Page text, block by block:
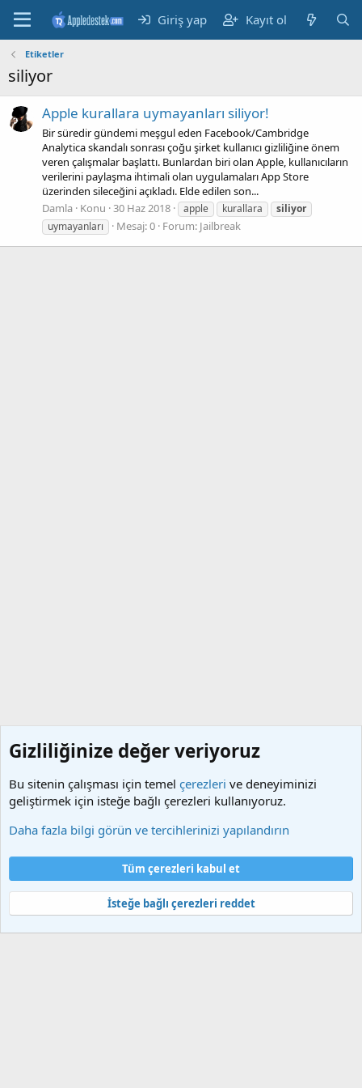
Giriş yap Kayıt ol
Etiketler
siliyor
Apple kurallara uymayanları siliyor!
Bir süredir gündemi meşgul eden Facebook/Cambridge
Analytica skandalı sonrası çoğu şirket kullanıcı gizliliğine önem
veren çalışmalar başlattı. Bunlardan biri olan Apple, kullanıcıların
verilerini paylaşma ihtimali olan uygulamaları App Store
üzerinden sileceğini açıkladı. Elde edilen son...
Damla Konu 30 Haz 2018 apple kurallara
siliyor
uymayanları
Mesaj: 0 Forum: Jailbreak
Şartlar ve kurallar
Gizlilik politikası
Yardım
Ana sayfa
S
S
Community platform by XenForo® © 2010-2025 XenForo Ltd.
Gizliliğinize değer veriyoruz
Bu sitenin çalışması için temel çerezleri ve deneyiminizi
geliştirmek için isteğe bağlı çerezleri kullanıyoruz.
Daha fazla bilgi görün ve tercihlerinizi yapılandırın
Tüm çerezleri kabul et
İsteğe bağlı çerezleri reddet